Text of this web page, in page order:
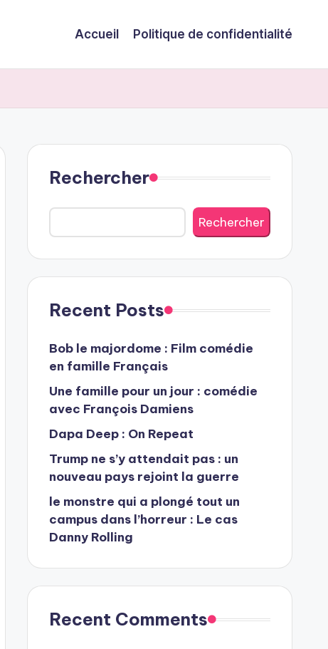
Accueil Politique de confidentialité
Rechercher
Rechercher
Recent Posts
Bob le majordome : Film comédie
en famille Français
Une famille pour un jour : comédie
avec François Damiens
Dapa Deep : On Repeat
Trump ne s’y attendait pas : un
nouveau pays rejoint la guerre
le monstre qui a plongé tout un
campus dans l’horreur : Le cas
Danny Rolling
Recent Comments